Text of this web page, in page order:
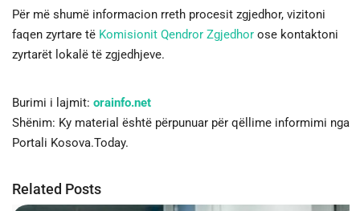
Për më shumë informacion rreth procesit zgjedhor, vizitoni
faqen zyrtare të Komisionit Qendror Zgjedhor ose kontaktoni
zyrtarët lokalë të zgjedhjeve.
Burimi i lajmit: orainfo.net
Shënim: Ky material është përpunuar për qëllime informimi nga
Portali Kosova.Today.
Related Posts